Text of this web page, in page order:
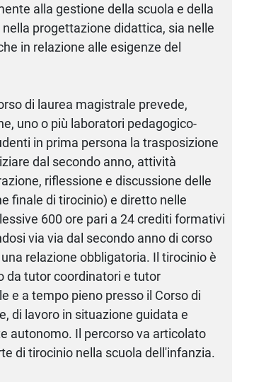
alla gestione della scuola e della
progettazione didattica, sia nelle
in relazione alle esigenze del
di laurea magistrale prevede,
uno o più laboratori pedagogico-
in prima persona la trasposizione
dal secondo anno, attività
riflessione e discussione delle
finale di tirocinio) e diretto nelle
600 ore pari a 24 crediti formativi
via via dal secondo anno di corso
relazione obbligatoria. Il tirocinio è
da tutor coordinatori e tutor
e a tempo pieno presso il Corso di
di lavoro in situazione guidata e
autonomo. Il percorso va articolato
di tirocinio nella scuola dell'infanzia.